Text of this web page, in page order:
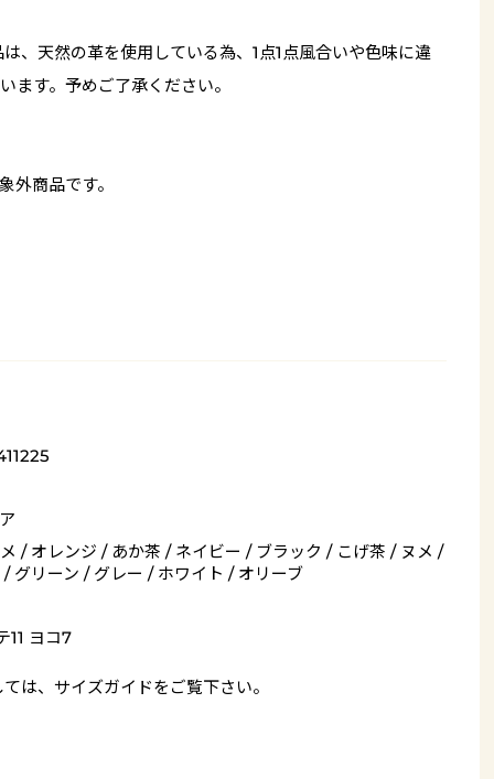
、天然の革を使用している為、1点1点風合いや色味に違
ます。予めご了承ください。
外商品です。
/ オレンジ / あか茶 / ネイビー / ブラック / こげ茶 / ヌメ /
/ グリーン / グレー / ホワイト / オリーブ
11 ヨコ7
は、 サイズガイドをご覧下さい。